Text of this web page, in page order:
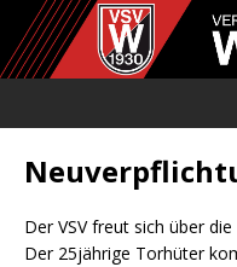
Der VSV freut sich über
Der 25jährige Torhüter